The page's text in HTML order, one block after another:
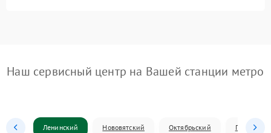
Наш сервисный центр на Вашей станции метро
Ленинский Нововятский Октябрьский